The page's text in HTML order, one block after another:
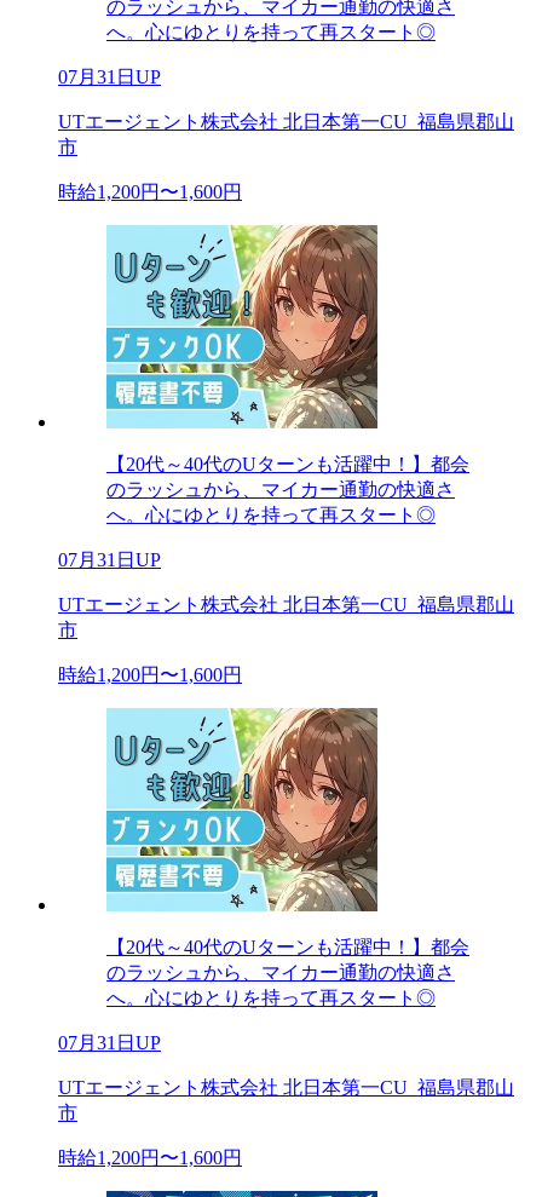
のラッシュから、マイカー通勤の快適さ
へ。心にゆとりを持って再スタート◎
07月31日UP
UTエージェント株式会社 北日本第一CU_福島県郡山
市
時給1,200円〜1,600円
【20代～40代のUターンも活躍中！】都会
のラッシュから、マイカー通勤の快適さ
へ。心にゆとりを持って再スタート◎
07月31日UP
UTエージェント株式会社 北日本第一CU_福島県郡山
市
時給1,200円〜1,600円
【20代～40代のUターンも活躍中！】都会
のラッシュから、マイカー通勤の快適さ
へ。心にゆとりを持って再スタート◎
07月31日UP
UTエージェント株式会社 北日本第一CU_福島県郡山
市
時給1,200円〜1,600円